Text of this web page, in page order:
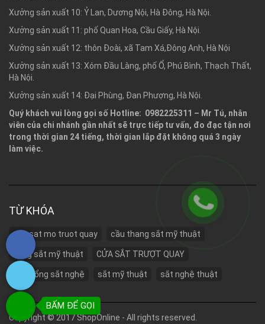
Xưởng sản xuất 10: Ỷ Lan, Dương Nội, Hà Đông, Hà Nội.
Xưởng sản xuất 11: phố Quan Hoa, Cầu Giấy, Hà Nội.
Xưởng sản xuất 12: thôn Đoài, xã Tam Xá,Đông Anh, Hà Nội
Xưởng sản xuất 13: Xóm Đầu Làng, phố Ổ, Phú Bình, Thạch Thất,
Hà Nội.
Xưởng sản xuất 14: Đại Phùng, Đan Phượng, Hà Nội.
Quý khách vui lòng gọi số Hotline: 0982225311 – Mr Tú, nhân
viên của chi nhánh gần nhất sẽ trực tiếp tư vấn, đo đạc tận nơi
trong thời gian 24 tiếng, thời gian lắp đặt không quá 3 ngày
làm việc.
TỪ KHÓA
cua sat mo truot quay cầu thang sắt mỹ thuật
cổng sắt mỹ thuật CỬA SẮT TRƯỢT QUAY
cửa cổng sắt nghệ sắt mỹ thuật sắt nghệ thuật
Copyright ©2017 ShopOnline - All rights reserved.
BẤM ĐỂ GỌI